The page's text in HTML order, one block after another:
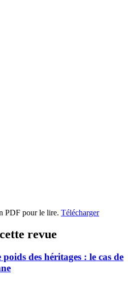
PDF pour le lire. Télécharger
revue
des héritages : le cas de